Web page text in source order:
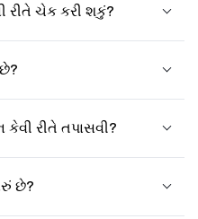
રીતે ચેક કરી શકું?
રીતે તપાસવી?
છે?